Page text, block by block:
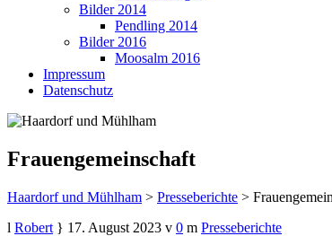
Bilder 2014
Pendling 2014
Bilder 2016
Moosalm 2016
Impressum
Datenschutz
Frauengemeinschaft
Haardorf und Mühlham > Presseberichte >
Robert
17. August 2023 0
Presseberichte